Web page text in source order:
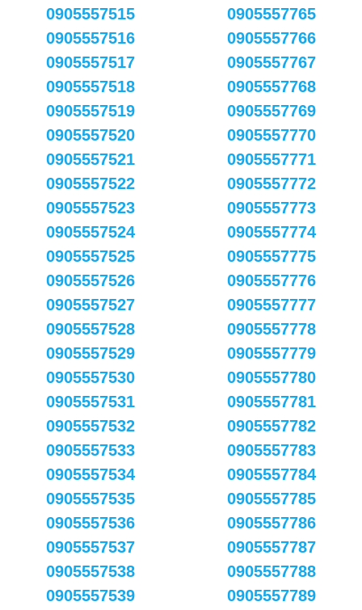
0905557515
0905557516
0905557517
0905557518
0905557519
0905557520
0905557521
0905557522
0905557523
0905557524
0905557525
0905557526
0905557527
0905557528
0905557529
0905557530
0905557531
0905557532
0905557533
0905557534
0905557535
0905557536
0905557537
0905557538
0905557539
0905557765
0905557766
0905557767
0905557768
0905557769
0905557770
0905557771
0905557772
0905557773
0905557774
0905557775
0905557776
0905557777
0905557778
0905557779
0905557780
0905557781
0905557782
0905557783
0905557784
0905557785
0905557786
0905557787
0905557788
0905557789